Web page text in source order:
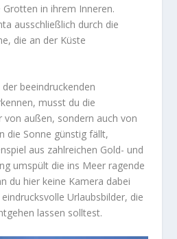
in ihrem Inneren.
ausschließlich durch die
die an der Küste
beeindruckenden
musst du die
außen, sondern auch von
die Sonne günstig fällt,
aus zahlreichen Gold- und
umspült die ins Meer ragende
du hier keine Kamera dabei
Urlaubsbilder, die
lassen solltest.